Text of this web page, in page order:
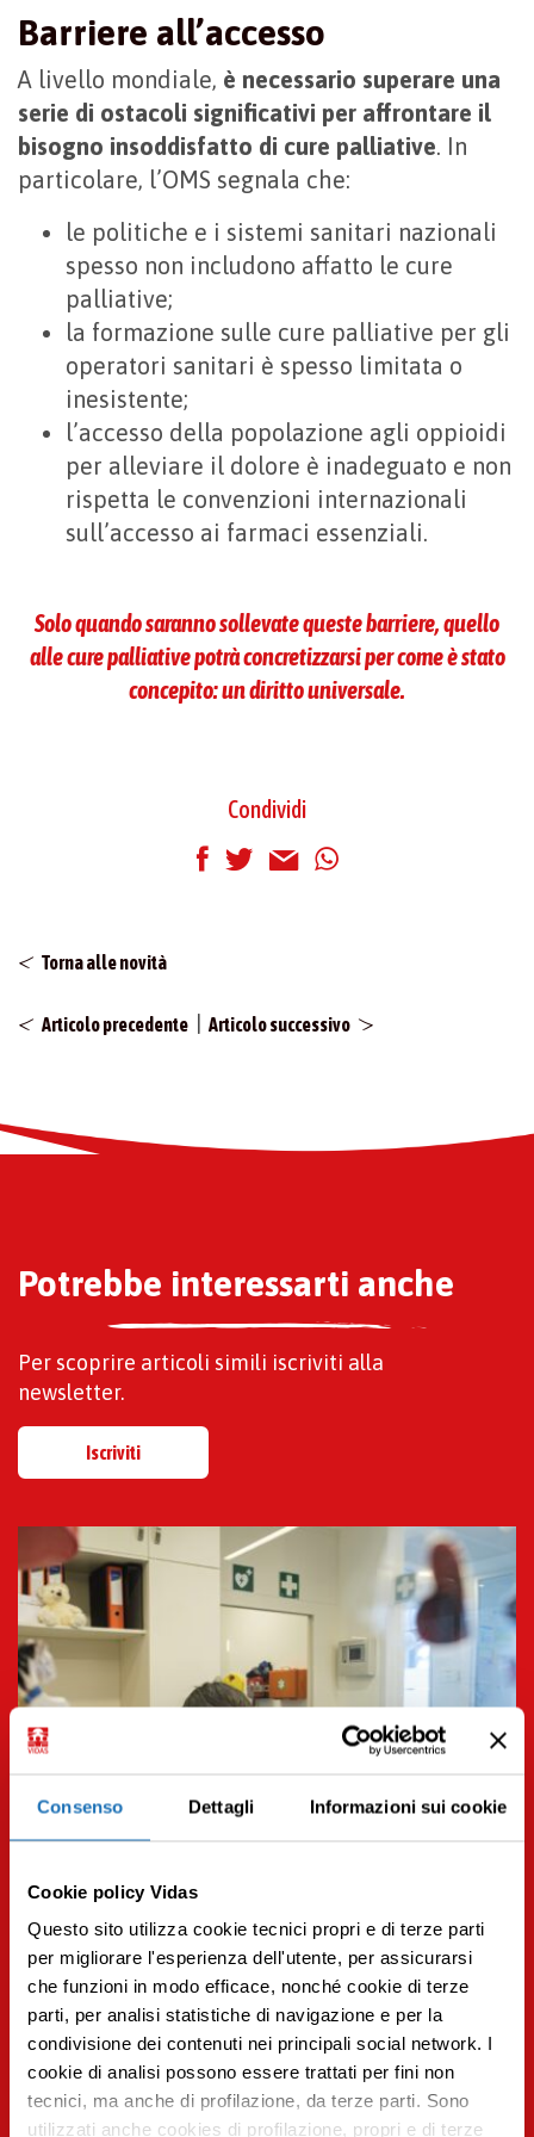
Consenso Dettagli Informazioni sui cookie
Cookie policy Vidas
Questo sito utilizza cookie tecnici propri e di terze parti
per migliorare l'esperienza dell'utente, per assicurarsi
che funzioni in modo efficace, nonché cookie di terze
parti, per analisi statistiche di navigazione e per la
condivisione dei contenuti nei principali social network. I
cookie di analisi possono essere trattati per fini non
tecnici, ma anche di profilazione, da terze parti. Sono
utilizzati anche cookies di profilazione, propri e di terze
Barriere all’accesso
A livello mondiale, è necessario superare una
serie di ostacoli significativi per affrontare il
bisogno insoddisfatto di cure palliative. In
particolare, l’OMS segnala che:
le politiche e i sistemi sanitari nazionali
spesso non includono affatto le cure
palliative;
la formazione sulle cure palliative per gli
operatori sanitari è spesso limitata o
inesistente;
l’accesso della popolazione agli oppioidi
per alleviare il dolore è inadeguato e non
rispetta le convenzioni internazionali
sull’accesso ai farmaci essenziali.
Solo quando saranno sollevate queste barriere, quello
alle cure palliative potrà concretizzarsi per come è stato
concepito: un diritto universale.
Condividi
Torna alle novità
Articolo precedente | Articolo successivo
Potrebbe interessarti anche
Per scoprire articoli simili iscriviti alla
newsletter.
Iscriviti
14.09.2023 | Aggiornamenti
La mia esperienza in cure palliative pediatriche.
La parola a chi le ha vissute o le sta vivendo
Premi INVIO per cercare o ESC per uscire